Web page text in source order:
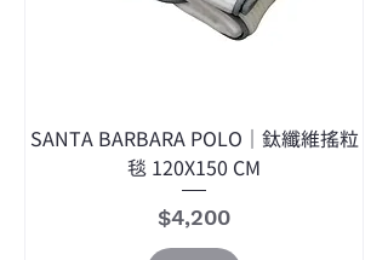
SANTA BARBARA POLO｜鈦纖維搖粒
毯 120X150 CM
價格
$4,200